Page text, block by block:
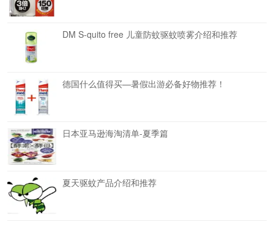
DM S-quito free 儿童防蚊驱蚊喷雾介绍和推荐
德国什么值得买—暑假出游必备好物推荐！
日本亚马逊海淘清单-夏季篇
夏天驱蚊产品介绍和推荐